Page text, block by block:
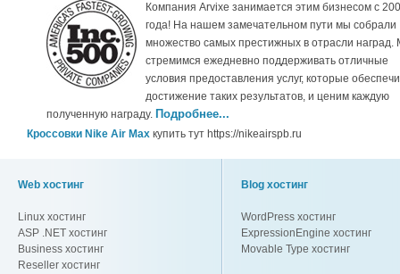
Компания Arvixe занимается этим бизнесом с
года! На нашем замечательном пути мы собрали
множество самых престижных в отрасли наград.
стремимся ежедневно поддерживать отличные
условия предоставления услуг, которые
достижение таких результатов, и ценим каждую
полученную награду. Подробнее...
Кроссовки Nike Air Max купить тут https://nikeairspb.ru
Web хостинг
Linux хостинг
ASP .NET хостинг
Business хостинг
Reseller хостинг
Blog хостинг
WordPress хостинг
ExpressionEngine хостинг
Movable Type хостинг